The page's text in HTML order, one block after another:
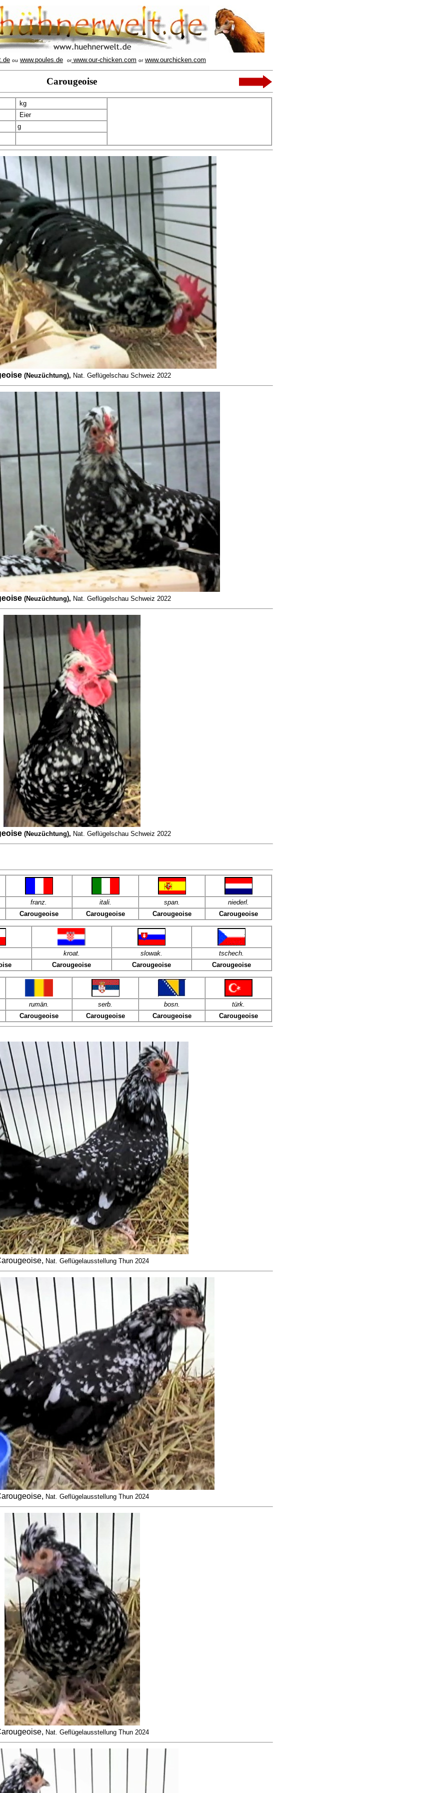
ou www.poules.de orwww.our-chicken.com or www.ourchicken.com
Carougeoise
kg
Eier
g
(Neuzüchtung), Nat. Geflügelschau Schweiz 2022
(Neuzüchtung), Nat. Geflügelschau Schweiz 2022
(Neuzüchtung), Nat. Geflügelschau Schweiz 2022
franz. itali. span.
niederl.
Carougeoise
Carougeoise Carougeoise Carougeoise
kroat. slowak.
tschech.
Carougeoise Carougeoise Carougeoise
rumän. serb. bosn. türk.
Carougeoise
Carougeoise Carougeoise Carougeoise
Nat. Geflügelausstellung Thun 2024
Nat. Geflügelausstellung Thun 2024
Nat. Geflügelausstellung Thun 2024